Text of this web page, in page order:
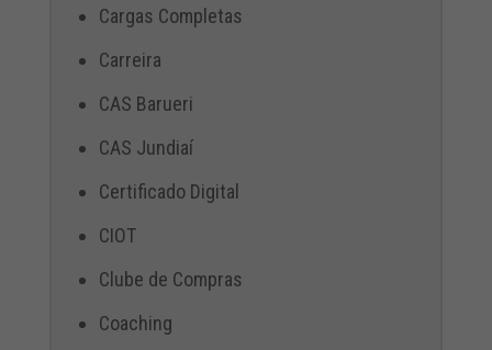
Cargas Completas
Carreira
CAS Barueri
CAS Jundiaí
Certificado Digital
CIOT
Clube de Compras
Coaching